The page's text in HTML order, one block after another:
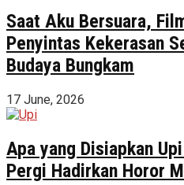
Saat Aku Bersuara,
Penyintas Kekerasan
Budaya Bungkam
17 June, 2026
Apa yang Disiapkan
Pergi Hadirkan Horor